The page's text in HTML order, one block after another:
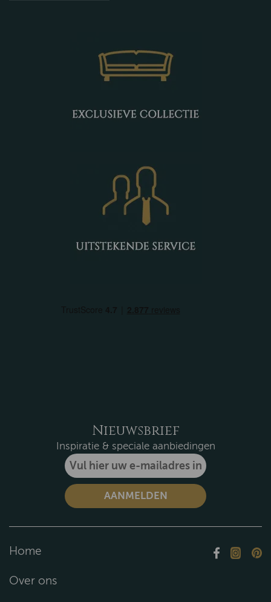
Nieuwsbrief
Inspiratie & speciale aanbiedingen
Home
Over ons